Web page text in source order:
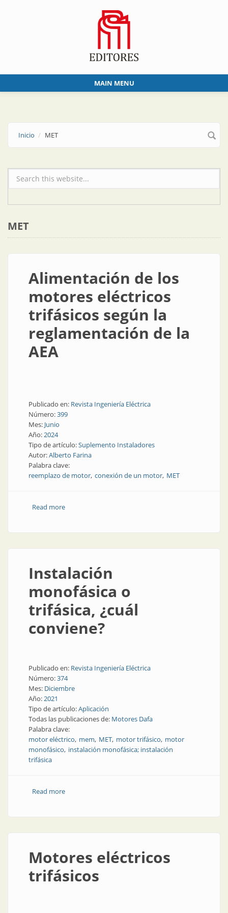
MAIN MENU
Inicio MET
Formulario de búsqueda
MET
Alimentación de los
motores eléctricos
trifásicos según la
reglamentación de la
AEA
Publicado en: Revista Ingeniería Eléctrica
Número:399
Mes: Junio
Año:2024
Tipo de artículo:Suplemento Instaladores
Autor:Alberto Farina
Palabra clave:
reemplazo de motor conexión de un motor MET
Read moreabout Alimentación de los motores eléctricos
Instalación
monofásica o
trifásica, ¿cuál
conviene?
Publicado en: Revista Ingeniería Eléctrica
Número:374
Mes: Diciembre
Año:2021
Tipo de artículo:Aplicación
Todas las publicaciones de: Motores Dafa
Palabra clave:
motor eléctrico mem MET motor trifásico motor
monofásico instalación monofásica; instalación
trifásica
Read moreabout Instalación monofásica o trifásica, ¿cuál
Motores eléctricos
trifásicos